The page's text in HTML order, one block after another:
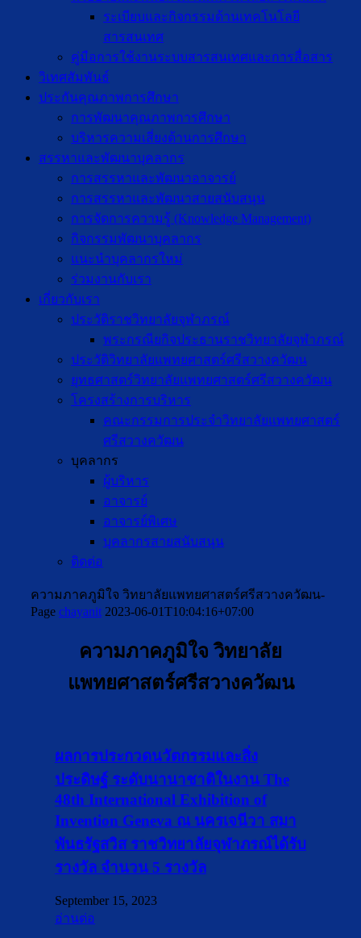
ระเบียบและกิจกรรมด้านเทคโนโลยี
สารสนเทศ
คู่มือการใช้งานระบบสารสนเทศและการสื่อสาร
วิเทศสัมพันธ์
ประกันคุณภาพการศึกษา
การพัฒนาคุณภาพการศึกษา
บริหารความเสี่ยงด้านการศึกษา
สรรหาและพัฒนาบุคลากร
การสรรหาและพัฒนาอาจารย์
การสรรหาและพัฒนาสายสนับสนุน
การจัดการความรู้ (Knowledge Management)
กิจกรรมพัฒนาบุคลากร
แนะนำบุคลากรใหม่
ร่วมงานกับเรา
เกี่ยวกับเรา
ประวัติราชวิทยาลัยจุฬาภรณ์
พระกรณียกิจประธานราชวิทยาลัยจุฬาภรณ์
ประวัติวิทยาลัยแพทยศาสตร์ศรีสวางควัฒน
ยุทธศาสตร์วิทยาลัยแพทยศาสตร์ศรีสวางควัฒน
โครงสร้างการบริหาร
คณะกรรมการประจำวิทยาลัยแพทยศาสตร์
ศรีสวางควัฒน
บุคลากร
ผู้บริหาร
อาจารย์
อาจารย์พิเศษ
บุคลากรสายสนับสนุน
ติดต่อ
ความภาคภูมิใจ วิทยาลัยแพทยศาสตร์ศรีสวางควัฒน-
Page chayanit 2023-06-01T10:04:16+07:00
ความภาคภูมิใจ วิทยาลัย
แพทยศาสตร์ศรีสวางควัฒน
ผลการประกวดนวัตกรรมและสิ่ง
ประดิษฐ์ ระดับนานาชาติในงาน The
48th International Exhibition of
Invention Geneva ณ นครเจนีวา สมา
พันธรัฐสวิส ราชวิทยาลัยจุฬาภรณ์ได้รับ
รางวัล จำนวน 5 รางวัล
September 15, 2023
อ่านต่อ